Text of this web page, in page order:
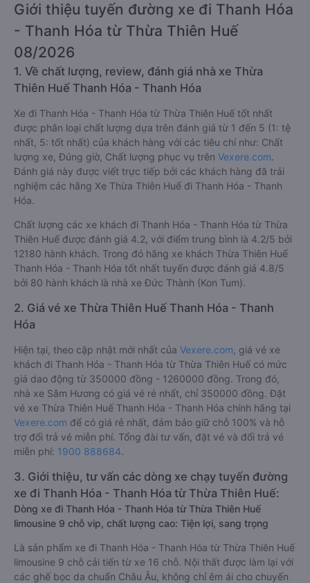
Giới thiệu tuyến đường xe đi Thanh Hóa
- Thanh Hóa từ Thừa Thiên Huế
08/2026
1. Về chất lượng, review, đánh giá nhà xe Thừa
Thiên Huế Thanh Hóa - Thanh Hóa
Xe đi Thanh Hóa - Thanh Hóa từ Thừa Thiên Huế tốt nhất
được phân loại chất lượng dựa trên đánh giá từ 1 đến 5 (1: tệ
nhất, 5: tốt nhất) của khách hàng với các tiêu chí như: Chất
lượng xe, Đúng giờ, Chất lượng phục vụ trên Vexere.com.
Đánh giá này được viết trực tiếp bởi các khách hàng đã trải
nghiệm các hãng Xe Thừa Thiên Huế đi Thanh Hóa - Thanh
Hóa.
Chất lượng các xe khách đi Thanh Hóa - Thanh Hóa từ Thừa
Thiên Huế được đánh giá 4.2, với điểm trung bình là 4.2/5 bởi
12180 hành khách. Trong đó hãng xe khách Thừa Thiên Huế
Thanh Hóa - Thanh Hóa tốt nhất tuyến được đánh giá 4.8/5
bởi 80 hành khách là nhà xe Đức Thành (Kon Tum).
2. Giá vé xe Thừa Thiên Huế Thanh Hóa - Thanh
Hóa
Hiện tại, theo cập nhật mới nhất của Vexere.com , giá vé xe
khách đi Thanh Hóa - Thanh Hóa từ Thừa Thiên Huế có mức
giá dao động từ 350000 đồng - 1260000 đồng. Trong đó,
nhà xe Sâm Hương có giá vé rẻ nhất, chỉ 350000 đồng. Đặt
vé xe Thừa Thiên Huế Thanh Hóa - Thanh Hóa chính hãng tại
Vexere.com để có giá rẻ nhất, đảm bảo giữ chỗ 100% và hỗ
trợ đổi trả vé miễn phí. Tổng đài tư vấn, đặt vé và đổi trả vé
miễn phí: 1900 888684.
3. Giới thiệu, tư vấn các dòng xe chạy tuyến đường
xe đi Thanh Hóa - Thanh Hóa từ Thừa Thiên Huế:
Dòng xe đi Thanh Hóa - Thanh Hóa từ Thừa Thiên Huế
limousine 9 chỗ vip, chất lượng cao: Tiện lợi, sang trọng
Là sản phẩm xe đi Thanh Hóa - Thanh Hóa từ Thừa Thiên Huế
limousine 9 chỗ cải tiến từ xe 16 chỗ. Nội thất được làm lại với
các ghế bọc da chuẩn Châu Âu, không chỉ êm ái cho chuyến